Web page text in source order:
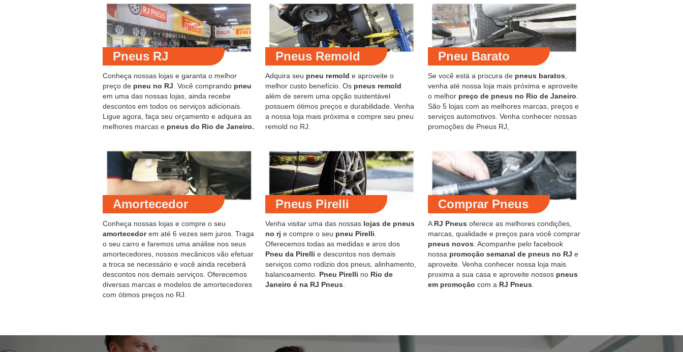
Pneus RJ
Conheça nossas lojas e garanta o melhor
preço de pneu no RJ. Você comprando pneu
em uma das nossas lojas, ainda recebe
descontos em todos os serviços adicionais.
Ligue agora, faça seu orçamento e adquira as
melhores marcas e pneus do Rio de Janeiro.
Pneus Remold
Adquira seu pneu remold e aproveite o
melhor custo benefício. Os pneus remold
além de serem uma opção sustentável
possuem ótimos preços e durabilidade. Venha
a nossa loja mais próxima e compre seu pneu
remold no RJ.
Pneu Barato
Se você está a procura de pneus baratos,
venha até nossa loja mais próxima e aproveite
o melhor preço de pneus no Rio de Janeiro.
São 5 lojas com as melhores marcas, preços e
serviços automotivos. Venha conhecer nossas
promoções de Pneus RJ,
Amortecedor
Conheça nossas lojas e compre o seu
amortecedorem até 6 vezes sem juros. Traga
o seu carro e faremos uma análise nos seus
amortecedores, nossos mecânicos vão efetuar
a troca se necessário e você ainda receberá
descontos nos demais serviços. Oferecemos
diversas marcas e modelos de amortecedores
com ótimos preços no RJ.
Pneus Pirelli
Venha visitar uma das nossas lojas de pneus
no rj e compre o seu pneu Pirelli
Oferecemos todas as medidas e aros dos
Pneu da Pirelli e descontos nos demais
serviços como rodizio dos pneus, alinhamento,
balanceamento. Pneu Pirelli no Rio de
Janeiro é na RJ Pneus
Comprar Pneus
A RJ Pneus oferece as melhores condições,
marcas, qualidade e preços para você comprar
pneus novos . Acompanhe pelo facebook
nossa promoção semanal de pneus no RJ e
aproveite. Venha conhecer nossa loja mais
proxima a sua casa e aproveite nossos pneus
em promoção com a RJ Pneus